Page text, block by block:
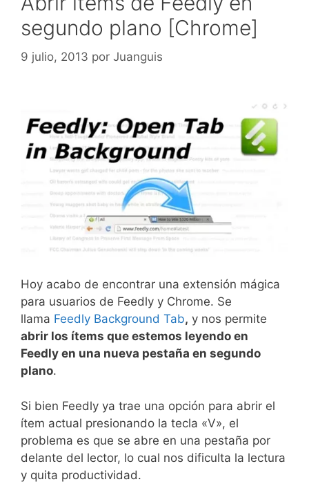
segundo plano [Chrome]
9 julio, 2013 por Juanguis
Hoy acabo de encontrar una extensión mágica
para usuarios de Feedly y Chrome. Se
llama Feedly Background Tab, y nos permite
abrir los ítems que estemos leyendo en
Feedly en una nueva pestaña en segundo
plano.
Si bien Feedly ya trae una opción para abrir el
ítem actual presionando la tecla «V», el
problema es que se abre en una pestaña por
delante del lector, lo cual nos dificulta la lectura
y quita productividad.